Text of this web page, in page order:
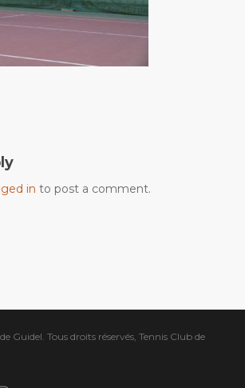
in to post a comment.
Guidel. Tous droits réservés, Tennis Club de